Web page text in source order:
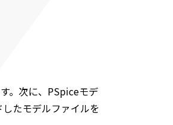
。次に、PSpiceモデ
たモデルファイルを